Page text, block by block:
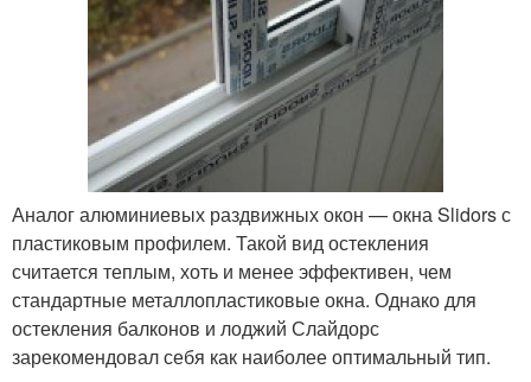
Аналог алюминиевых раздвижных окон — окна Slidors с
пластиковым профилем. Такой вид остекления
считается теплым, хоть и менее эффективен, чем
стандартные металлопластиковые окна. Однако для
остекления балконов и лоджий Слайдорс
зарекомендовал себя как наиболее оптимальный тип.